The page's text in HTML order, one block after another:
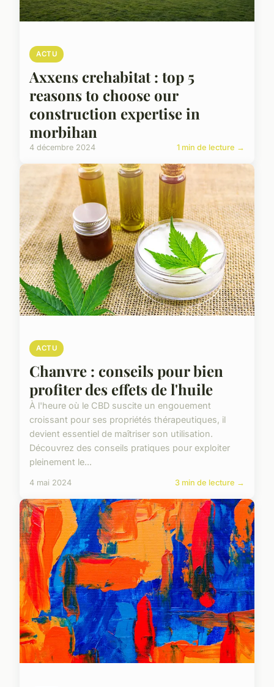
ACTU
Axxens crehabitat : top 5
reasons to choose our
construction expertise in
morbihan
4 décembre 2024 1 min de lecture →
ACTU
Chanvre : conseils pour bien
profiter des effets de l'huile
À l'heure où le CBD suscite un engouement
croissant pour ses propriétés thérapeutiques, il
devient essentiel de maîtriser son utilisation.
Découvrez des conseils pratiques pour exploiter
pleinement le...
4 mai 2024 3 min de lecture →